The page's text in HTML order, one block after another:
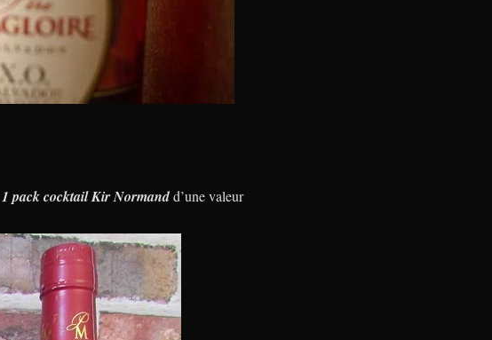
1 pack cocktail Kir Normandd’une valeur